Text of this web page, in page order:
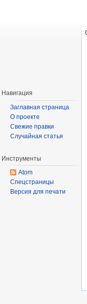
Навигация
Заглавная страница
О проекте
Свежие правки
Случайная статья
Инструменты
Atom
Спецстраницы
Версия для печати